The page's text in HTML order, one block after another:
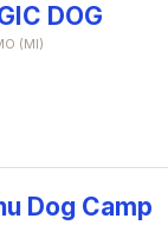
DOG
(MI)
Dog Camp